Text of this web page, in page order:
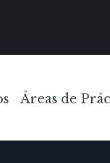
Toggle Menu
Áreas de